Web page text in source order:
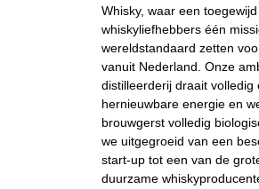
Whisky, waar een
whiskyliefhebbers één
wereldstandaard zetten
vanuit Nederland. Onze
distilleerderij draait volledig
hernieuwbare energie en
brouwgerst volledig
we uitgegroeid van een
start-up tot een van de
duurzame